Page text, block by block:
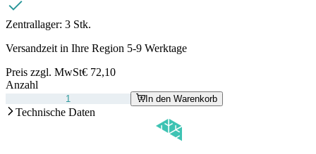
Zentrallager: 3 Stk.
Versandzeit in Ihre Region 5-9 Werktage
Preis zzgl. MwSt€ 72,10
Anzahl
In den Warenkorb
Technische Daten